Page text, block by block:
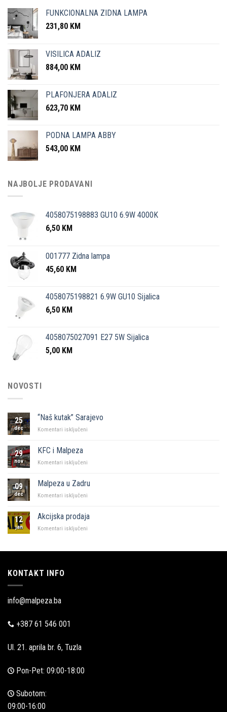
FUNKCIONALNA ZIDNA LAMPA
231,80 KM
VISILICA ADALIZ
884,00 KM
PLAFONJERA ADALIZ
623,70 KM
PODNA LAMPA ABBY
543,00 KM
NAJBOLJE PRODAVANI
4058075198883 GU10 6.9W 4000K
6,50 KM
001777 Zidna lampa
45,60 KM
4058075198821 6.9W GU10 Sijalica
6,50 KM
4058075027091 E27 5W Sijalica
5,00 KM
NOVOSTI
25
dec
“Naš kutak” Sarajevo
Komentari isključeni
29
nov
KFC i Malpeza
Komentari isključeni
Malpeza
09
dec
Malpeza u Zadru
Komentari isključeni
Zadru
12
jan
Akcijska prodaja
Komentari isključeni
KONTAKT INFO
info@malpeza.ba
+387 61 546 001
Ul. 21. aprila br. 6, Tuzla
Pon-Pet: 09:00-18:00
Subotom:
09:00-16:00